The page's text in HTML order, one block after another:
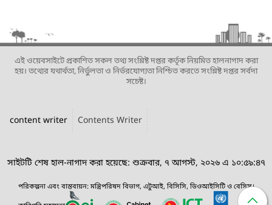
এই ওয়েবসাইটে প্রকাশিত সকল তথ্য সংশ্লিষ্ট দপ্তর কর্তৃক নিয়মিত হালনাগাদ করা
হয়। তথ্যের যথার্থতা, নির্ভুলতা ও নির্ভরযোগ্যতা নিশ্চিত করতে সংশ্লিষ্ট দপ্তর সর্বদা
সচেষ্ট।
content writer Contents Writer
সাইটটি শেষ হাল-নাগাদ করা হয়েছে: শুক্রবার, ৭ আগস্ট, ২০২৬ এ ১০:৫৯:৪৭
পরিকল্পনা এবং বাস্তবায়ন: মন্ত্রিপরিষদ বিভাগ, এটুআই, বিসিসি, ডিওআইসিটি ও বেসিস।